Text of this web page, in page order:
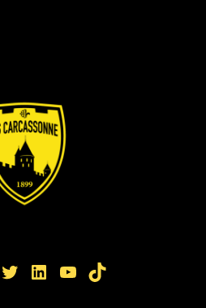
Twitter LinkedIn YouTube TikTok